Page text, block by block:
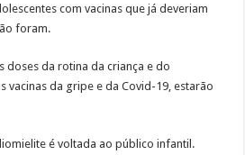
com vacinas que já deveriam
foram.
doses da rotina da criança e do
vacinas da gripe e da Covid-19, estarão
é voltada ao público infantil.